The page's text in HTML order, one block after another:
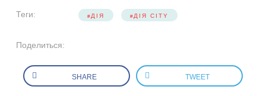
Теги: ДІЯ ДІЯ CITY
Поделиться:
SHARE TWEET